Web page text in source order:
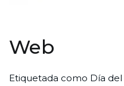
Web
Por
Publicada
Publicada
Etiquetada como Día